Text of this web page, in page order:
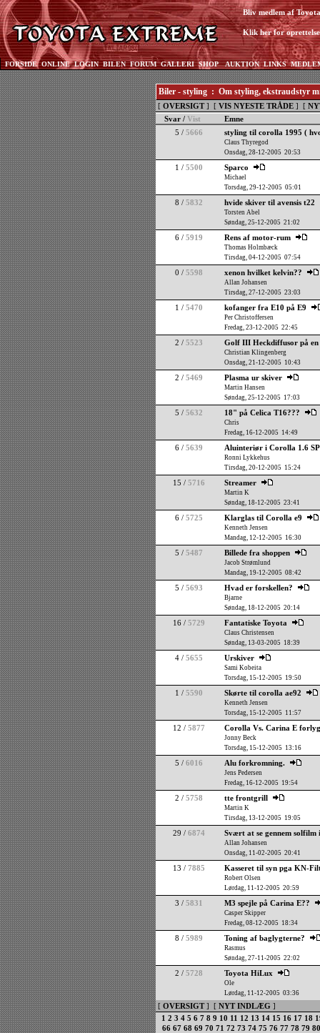
Bliv medlem af
Klik her for oprettelse
FORSIDE ONLINE LOGIN BILEN FORUM GALLERI SHOP AUKTION LINKS
Biler - styling : Om styling, ekstraudstyr
[ OVERSIGT] [ VIS NYESTE TRÅDE ] [
Svar / Vist
Emne
5 / 5666 styling til corolla 1995 (
Claus Thyregod
Onsdag, 28-12-2005 20:53
1 / 5500 Sparco
Michael
Torsdag, 29-12-2005 05:01
8 / 5832 hvide skiver til avensis t22
Torsten Abel
Søndag, 25-12-2005 21:02
6 / 5919 Rens af motor-rum
Thomas Holmbæck
Tirsdag, 04-12-2005 07:54
0 / 5598 xenon hvilket kelvin??
Allan Johansen
Tirsdag, 27-12-2005 23:03
1 / 5470 kofanger fra E10 på E9
Per Christoffersen
Fredag, 23-12-2005 22:45
2 / 5523 Golf III Heckdiffusor på en
Christian Klingenberg
Onsdag, 21-12-2005 10:43
2 / 5469 Plasma ur skiver
Martin Hansen
Søndag, 25-12-2005 17:03
5 / 5632 18" på Celica T16???
Chris
Fredag, 16-12-2005 14:49
6 / 5639 Aluinteriør i Corolla 1.6
Ronni Lykkehus
Tirsdag, 20-12-2005 15:24
15 / 5716 Streamer
Martin K
Søndag, 18-12-2005 23:41
6 / 5725 Klarglas til Corolla e9
Kenneth Jensen
Mandag, 12-12-2005 16:30
5 / 5487 Billede fra shoppen
Jacob Strømlund
Mandag, 19-12-2005 08:42
5 / 5693 Hvad er forskellen?
Bjarne
Søndag, 18-12-2005 20:14
16 / 5729 Fantatiske Toyota
Claus Christensen
Søndag, 13-03-2005 18:39
4 / 5655 Urskiver
Sami Kobeita
Torsdag, 15-12-2005 19:50
1 / 5590 Skørte til corolla ae92
Kenneth Jensen
Torsdag, 15-12-2005 11:57
12 / 5877 Corolla Vs. Carina E
Jonny Beck
Torsdag, 15-12-2005 13:16
5 / 6016 Alu forkromning.
Jens Pedersen
Fredag, 16-12-2005 19:54
2 / 5758 tte frontgrill
Martin K
Tirsdag, 13-12-2005 19:05
29 / 6874 Svært at se gennem solfilm
Allan Johansen
Onsdag, 11-02-2005 20:41
13 / 7885 Kasseret til syn pga KN-
Robert Olsen
Lørdag, 11-12-2005 20:59
3 / 5831 M3 spejle på Carina E??
Casper Skipper
Fredag, 08-12-2005 18:34
8 / 5989 Toning af baglygterne?
Rasmus
Søndag, 27-11-2005 22:02
2 / 5728 Toyota HiLux
Ole
Lørdag, 11-12-2005 03:36
[ OVERSIGT] [ NYT INDLÆG ]
1 2 3 4 5 6 7 8 9 10 11 12 13 14 15 16 17 18
66 67 68 69 70 71 72 73 74 75 76 77 78 79 80